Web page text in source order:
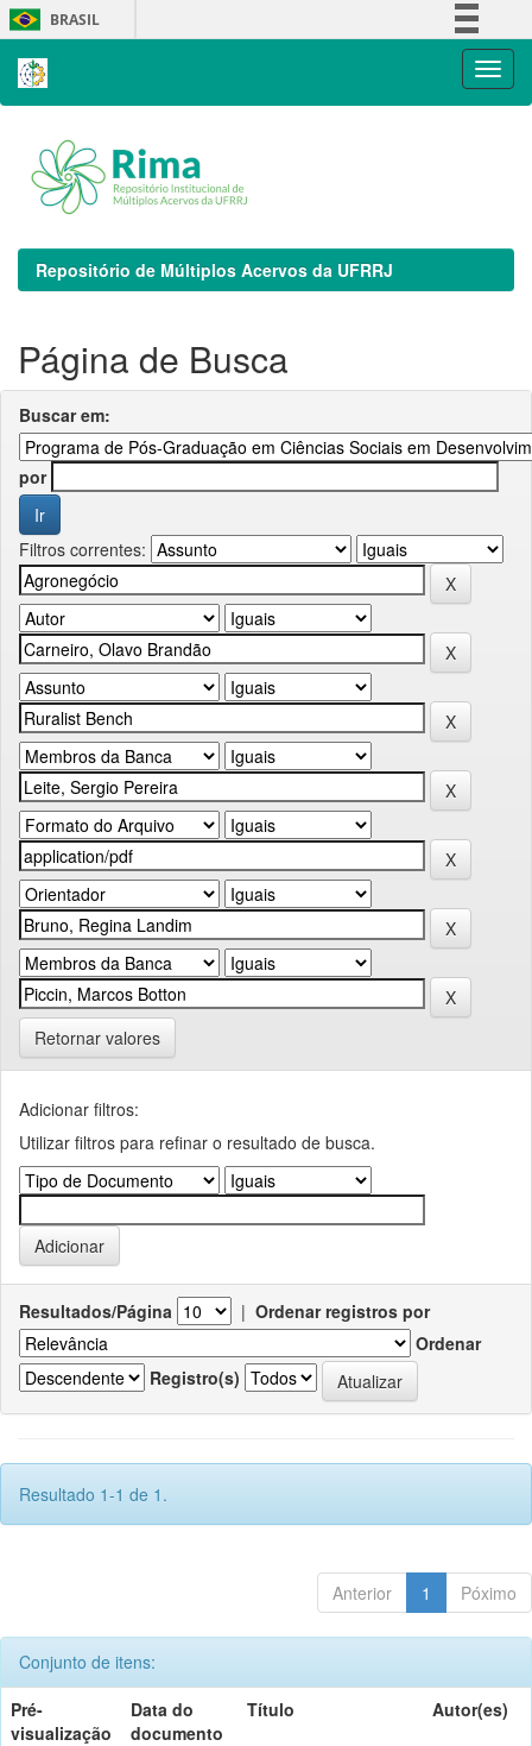
Skip
navigation
BRASIL
Repositório de Múltiplos Acervos da UFRRJ
Página de Busca
Buscar em:
por
Filtros correntes:
Retornar valores
Adicionar filtros:
Utilizar filtros para refinar o resultado de busca.
Resultados/Página | Ordenar registros por
Ordenar
Registro(s)
Resultado 1-1 de 1.
Anterior 1 Póximo
Conjunto de itens:
Pré-
visualização
Data do
documento
Título Autor(es)